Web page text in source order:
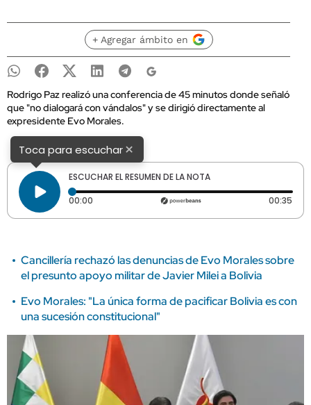
+ Agregar ámbito en
Rodrigo Paz realizó una conferencia de 45 minutos donde señaló
que "no dialogará con vándalos" y se dirigió directamente al
expresidente Evo Morales.
Toca para escuchar×
ESCUCHAR EL RESUMEN DE LA NOTA
00:00 Tiempo transcurrido: 0 segundos 00:35
Cancillería rechazó las denuncias de Evo Morales sobre
el presunto apoyo militar de Javier Milei a Bolivia
Evo Morales: "La única forma de pacificar Bolivia es con
una sucesión constitucional"